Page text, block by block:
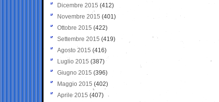
Dicembre 2015 (412)
Novembre 2015 (401)
Ottobre 2015 (422)
Settembre 2015 (419)
Agosto 2015 (416)
Luglio 2015 (387)
Giugno 2015 (396)
Maggio 2015 (402)
Aprile 2015 (407)